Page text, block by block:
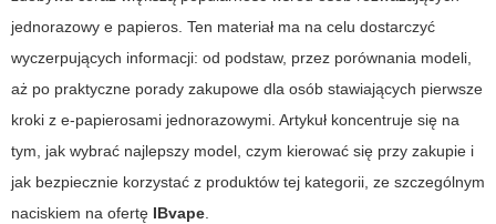
jednorazowy e papieros. Ten materiał ma na celu dostarczyć
wyczerpujących informacji: od podstaw, przez porównania modeli,
aż po praktyczne porady zakupowe dla osób stawiających pierwsze
kroki z e-papierosami jednorazowymi. Artykuł koncentruje się na
tym, jak wybrać najlepszy model, czym kierować się przy zakupie i
jak bezpiecznie korzystać z produktów tej kategorii, ze szczególnym
naciskiem na ofertę IBvape.